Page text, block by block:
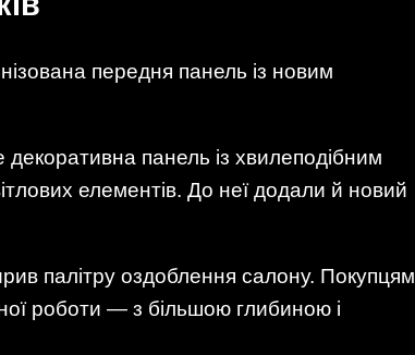
передня панель із новим
панель із хвилеподібним
елементів. До неї додали й новий
палітру оздоблення салону. Покупцям
роботи — з більшою глибиною і